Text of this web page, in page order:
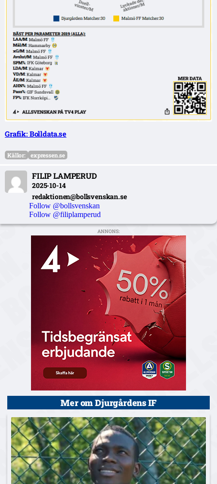
Grafik: Bolldata.se
Källor: expressen.se
FILIP LAMPERUD
2025-10-14
redaktionen@bollsvenskan.se
Follow @bollsvenskan
Follow @filiplamperud
ANNONS:
Mer om Djurgårdens IF